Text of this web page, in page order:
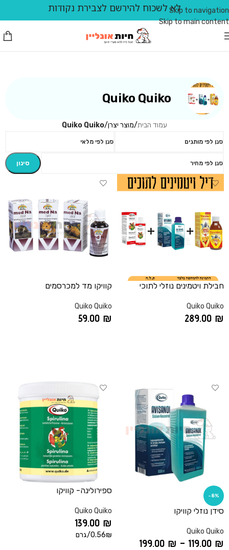
Skip to navigation
Skip to main content
לא לשכוח להירשם לצבירת נקודות
Quiko Quiko
עמוד הבית/מוצר יצרן/
Quiko Quiko
סנן לפי מותגים סנן לפי מלאי
סנן לפי מחיר סינון
חבילת ויטמינים נוזלי לתוכי
Quiko Quiko
289.00 ₪
קוויקו מד למכרסמים
Quiko Quiko
59.00 ₪
-8%
סידן נוזלי קוויקו
Quiko Quiko
119.00 ₪
–
199.00 ₪
ספירולינה- קוויקו
Quiko Quiko
139.00 ₪
0.56₪/גרם